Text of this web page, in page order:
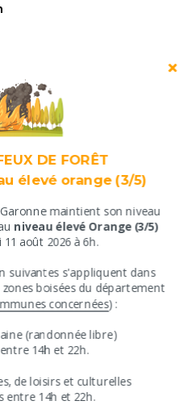
DE FORÊT
élevé orange (3/5)
maintient son niveau
niveau élevé Orange (3/5)
août 2026 à 6h.
suivantes s'appliquent ​dans
boisées du département
concernées) :
(randonnée libre)
​14h et 22h.
de loisirs et culturelles
​entre 14h et 22h.